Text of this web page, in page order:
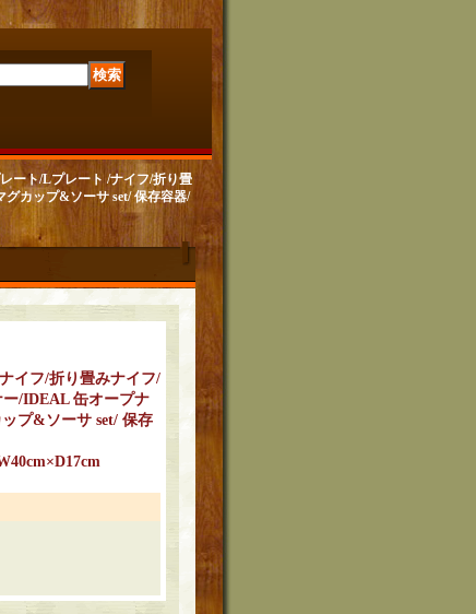
ート/Lプレート /ナイフ/折り畳
カップ&ソーサ set/ 保存容器/
イフ/折り畳みナイフ/
/IDEAL 缶オープナ
プ&ソーサ set/ 保存